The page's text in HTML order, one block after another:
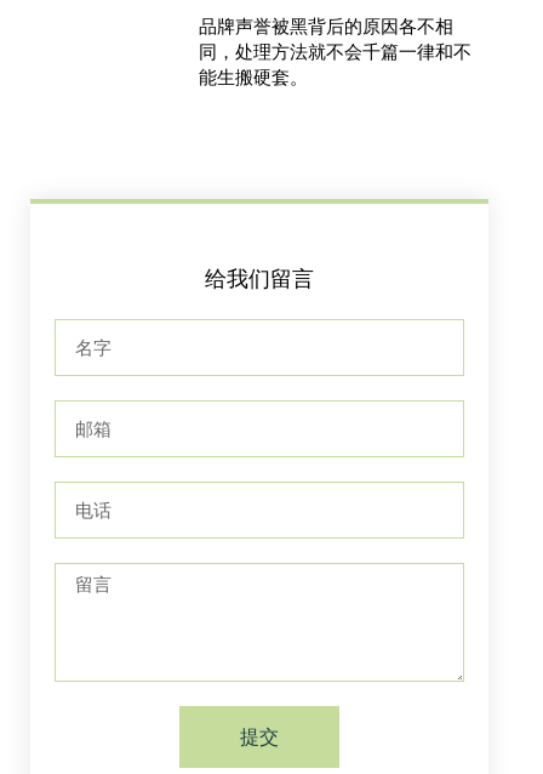
品牌声誉被黑背后的原因各不相
同，处理方法就不会千篇一律和不
能生搬硬套。
给我们留言
提交